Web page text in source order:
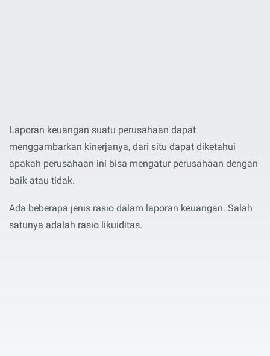
Laporan keuangan suatu perusahaan dapat
menggambarkan kinerjanya, dari situ dapat diketahui
apakah perusahaan ini bisa mengatur perusahaan dengan
baik atau tidak.
Ada beberapa jenis rasio dalam laporan keuangan. Salah
satunya adalah rasio likuiditas.